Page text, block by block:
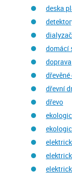
deska
domácí
doprava
dřevní
dřevo